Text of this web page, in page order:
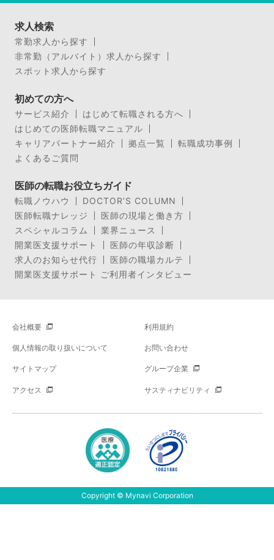
求人検索
常勤求人から探す
非常勤（アルバイト）求人から探す
スポット求人から探す
初めての方へ
サービス紹介
はじめて転職される方へ
はじめての医師転職マニュアル
キャリアパートナー紹介
拠点一覧
転職成功事例
よくあるご質問
医師の転職お役立ちガイド
転職ノウハウ
DOCTOR’S COLUMN
医師転職ナレッジ
医師の現場と働き方
スペシャルコラム
業界ニュース
開業医支援サポート
医師の年収診断
求人のお知らせ代行
医師の職場カルテ
開業医支援サポート ご利用者インタビュー
会社概要 利用規約
個人情報の取り扱いについて お問い合わせ
サイトマップ グループ企業
アクセス サスティナビリティ
Copyright © Mynavi Corporation